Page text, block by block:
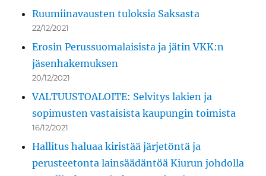
Ruumiinavausten tuloksia Saksasta
22/12/2021
Erosin Perussuomalaisista ja jätin VKK:n
jäsenhakemuksen
20/12/2021
VALTUUSTOALOITE: Selvitys lakien ja
sopimusten vastaisista kaupungin toimista
16/12/2021
Hallitus haluaa kiristää järjetöntä ja
perusteetonta lainsäädäntöä Kiurun johdolla